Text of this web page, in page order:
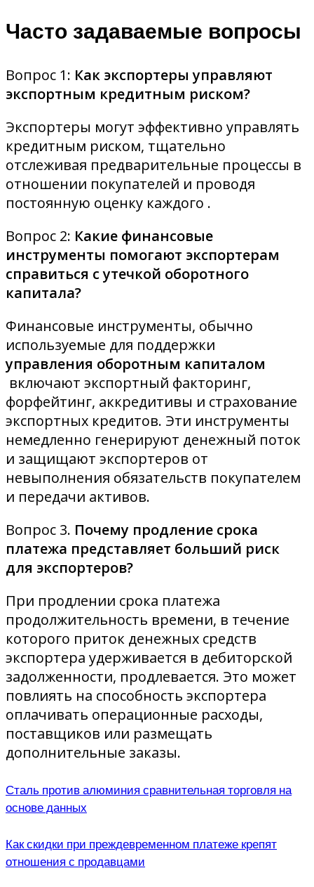
Часто задаваемые вопросы
Вопрос 1: Как экспортеры управляют
экспортным кредитным риском?
Экспортеры могут эффективно управлять
кредитным риском, тщательно
отслеживая предварительные процессы в
отношении покупателей и проводя
постоянную оценку каждого .
Вопрос 2: Какие финансовые
инструменты помогают экспортерам
справиться с утечкой оборотного
капитала?
Финансовые инструменты, обычно
используемые для поддержки
управления оборотным капиталом
включают экспортный факторинг,
форфейтинг, аккредитивы и страхование
экспортных кредитов. Эти инструменты
немедленно генерируют денежный поток
и защищают экспортеров от
невыполнения обязательств покупателем
и передачи активов.
Вопрос 3. Почему продление срока
платежа представляет больший риск
для экспортеров?
При продлении срока платежа
продолжительность времени, в течение
которого приток денежных средств
экспортера удерживается в дебиторской
задолженности, продлевается. Это может
повлиять на способность экспортера
оплачивать операционные расходы,
поставщиков или размещать
дополнительные заказы.
Сталь против алюминия сравнительная торговля на
основе данных
Как скидки при преждевременном платеже крепят
отношения с продавцами